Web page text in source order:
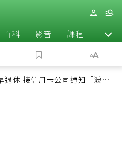
百科 影音 課程 退休
退休 接信用卡公司通知「淚回